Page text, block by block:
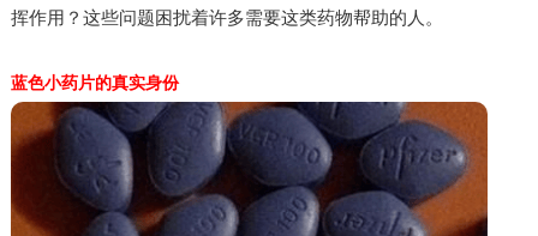
挥作用？这些问题困扰着许多需要这类药物帮助的人。
蓝色小药片的真实身份